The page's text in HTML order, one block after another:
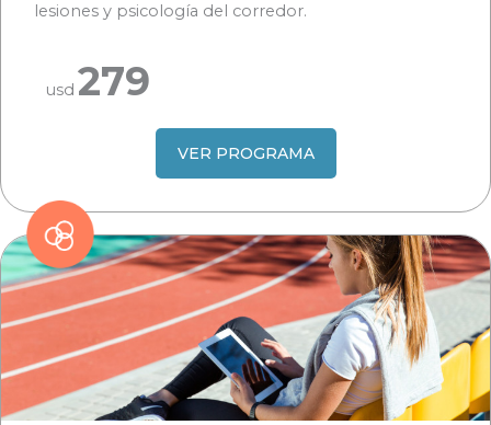
lesiones y psicología del corredor.
usd 279
VER PROGRAMA